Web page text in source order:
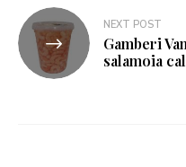
NEXT POST
Gamberi
salamoia